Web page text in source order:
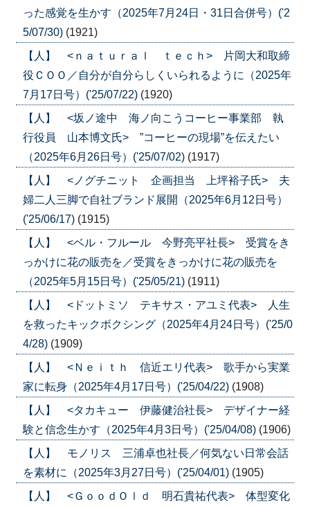
った感覚を生かす（2025年7月24日・31日合併号）('2
5/07/30) (1921)
【人】 <ｎａｔｕｒａｌ ｔｅｃｈ> 片岡大和取締
役ＣＯＯ／自分が自分らしくいられるように（2025年
7月17日号）('25/07/22) (1920)
【人】 <坂ノ途中 海ノ向こうコーヒー事業部 執
行役員 山本博文氏> ”コーヒーの現場”を伝えたい
（2025年6月26日号）('25/07/02) (1917)
【人】 <ノグチニット 企画担当 上坪裕子氏> 夫
婦二人三脚で自社ブランド展開（2025年6月12日号）
('25/06/17) (1915)
【人】 <ベル・フルール 今野亮平社長> 受賞をき
っかけに花の販売を／受賞をきっかけに花の販売を
（2025年5月15日号）('25/05/21) (1911)
【人】 <ドットミソ テキサス・アユミ代表> 人生
を救ったキックボクシング（2025年4月24日号）('25/0
4/28) (1909)
【人】 <Ｎｅｉｔｈ 信近エリ代表> 歌手から実業
家に転身（2025年4月17日号）('25/04/22) (1908)
【人】 <タカキュー 伊藤健治社長> デザイナー経
験と信念生かす（2025年4月3日号）('25/04/08) (1906)
【人】 モノリス 三浦卓也社長／何気ない日常会話
を素材に（2025年3月27日号）('25/04/01) (1905)
【人】 <ＧｏｏｄＯｌｄ 明石貴祐代表> 体型変化